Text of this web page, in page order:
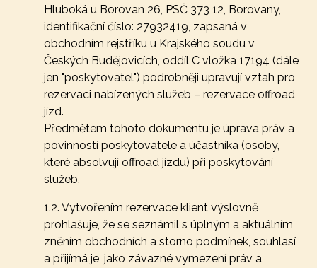
Hluboká u Borovan 26, PSČ 373 12, Borovany,
identifikační číslo: 27932419, zapsaná v
obchodním rejstříku u Krajského soudu v
Českých Budějovicích, oddíl C vložka 17194 (dále
jen "poskytovatel") podrobněji upravují vztah pro
rezervaci nabízených služeb – rezervace offroad
jízd.
Předmětem tohoto dokumentu je úprava práv a
povinností poskytovatele a účastníka (osoby,
které absolvují offroad jízdu) při poskytování
služeb.
1.2. Vytvořením rezervace klient výslovně
prohlašuje, že se seznámil s úplným a aktuálním
zněním obchodních a storno podmínek, souhlasí
a přijímá je, jako závazné vymezení práv a